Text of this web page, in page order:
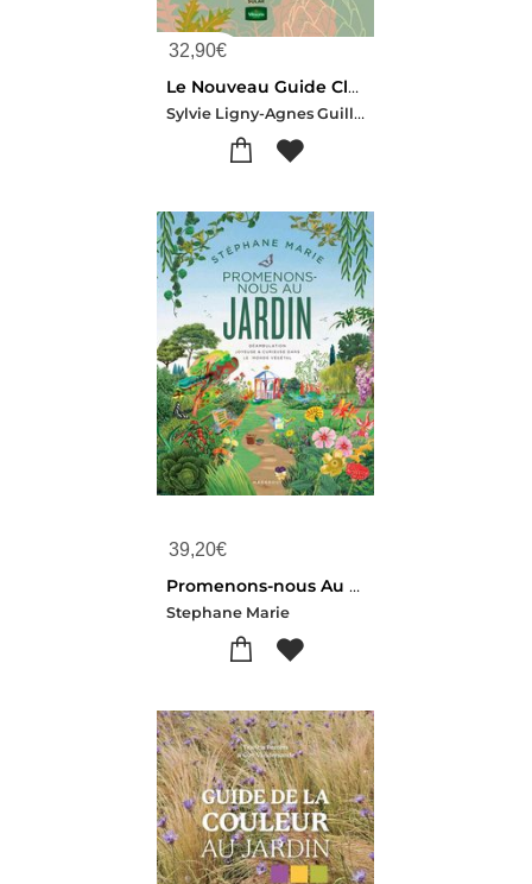
32,90€
Le Nouveau Guide Clause : La Reference Du Jardinier A L'heure Des Changements Climatiques (39e Edition)
Sylvie Ligny-Agnes Guillaumin
39,20€
Promenons-nous Au Jardin : Deambulation Joyeuse Et Curieuse Dans Le Monde Vegetal
Stephane Marie